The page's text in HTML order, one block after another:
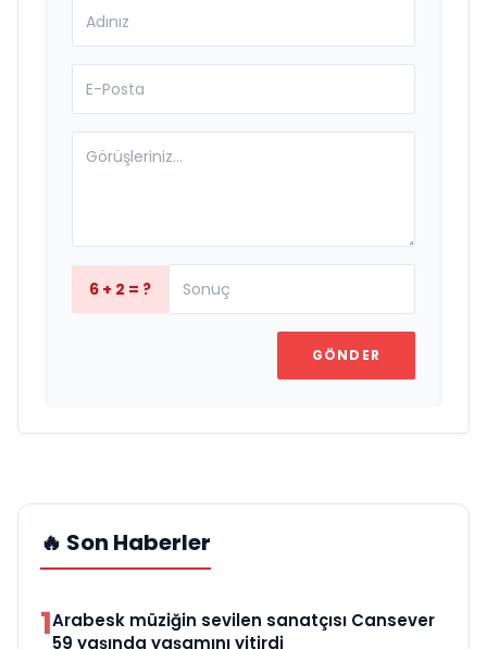
6 + 2 = ?
GÖNDER
🔥 Son Haberler
1Arabesk müziğin sevilen sanatçısı Cansever
59 yaşında yaşamını yitirdi